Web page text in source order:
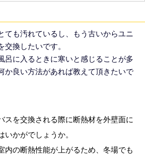
ても汚れているし、もう古いからユニ
交換したいです。
呂に入るときに寒いと感じることが多
か良い方法があれば教えて頂きたいで
スを交換される際に断熱材を外壁面に
いかがでしょうか。
内の断熱性能が上がるため、冬場でも